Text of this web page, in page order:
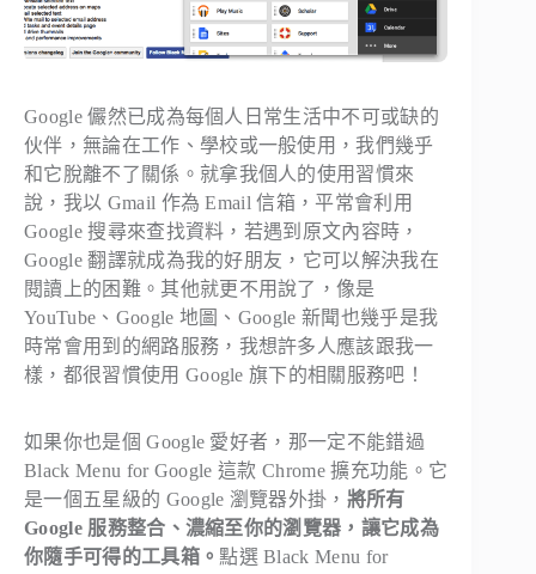
Google 儼然已成為每個人日常生活中不可或缺的
伙伴，無論在工作、學校或一般使用，我們幾乎
和它脫離不了關係。就拿我個人的使用習慣來
說，我以 Gmail 作為 Email 信箱，平常會利用
Google 搜尋來查找資料，若遇到原文內容時，
Google 翻譯就成為我的好朋友，它可以解決我在
閱讀上的困難。其他就更不用說了，像是
YouTube、Google 地圖、Google 新聞也幾乎是我
時常會用到的網路服務，我想許多人應該跟我一
樣，都很習慣使用 Google 旗下的相關服務吧！
如果你也是個 Google 愛好者，那一定不能錯過
Black Menu for Google 這款 Chrome 擴充功能。它
是一個五星級的 Google 瀏覽器外掛， 將所有
Google 服務整合、濃縮至你的瀏覽器，讓它成為
你隨手可得的工具箱。 點選 Black Menu for